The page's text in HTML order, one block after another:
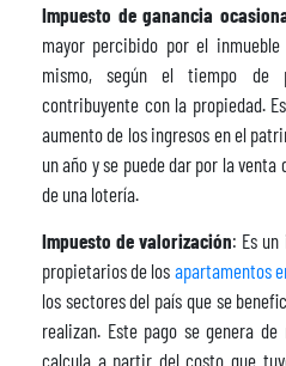
Impuesto de ganancia
mayor percibido por el
mismo, según el tiempo de
contribuyente con la propiedad.
aumento de los ingresos en el
un año y se puede dar por la
de una lotería.
Impuesto de valorización: Es
propietarios de los apartamentos
los sectores del país que se
realizan. Este pago se genera
calcula a partir del costo que